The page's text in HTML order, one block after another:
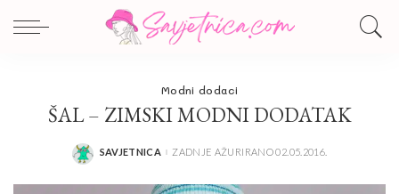
Modni dodaci
ŠAL – ZIMSKI MODNI DODATAK
POSTED
SAVJETNICA ZADNJE AŽURIRANO 02.05.2016.